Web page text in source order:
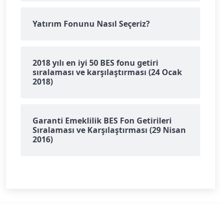
Yatırım Fonunu Nasıl Seçeriz?
2018 yılı en iyi 50 BES fonu getiri
sıralaması ve karşılaştırması (24 Ocak
2018)
Garanti Emeklilik BES Fon Getirileri
Sıralaması ve Karşılaştırması (29 Nisan
2016)